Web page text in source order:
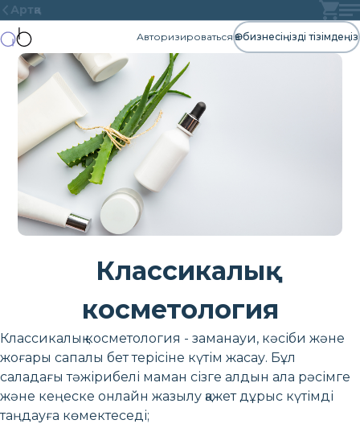
Артқа
Авторизироваться Өз бизнесіңізді тізімдеңіз
Классикалық
косметология
Классикалық косметология - заманауи, кәсіби және
жоғары сапалы бет терісіне күтім жасау. Бұл
саладағы тәжірибелі маман сізге алдын ала рәсімге
және кеңеске онлайн жазылу қажет дұрыс күтімді
таңдауға көмектеседі;